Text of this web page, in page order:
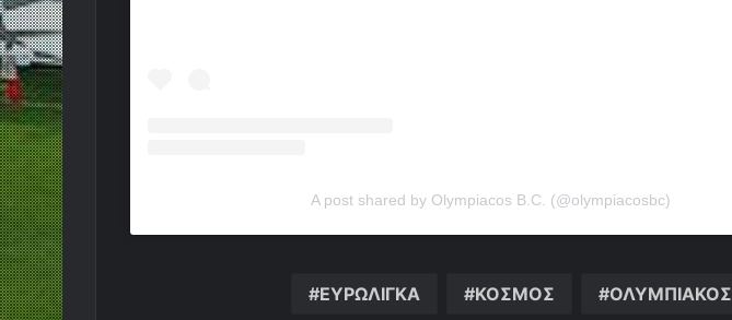
A post shared by Olympiacos B.C. (@olympiacosbc)
ΕΥΡΩΛΙΓΚΑ ΚΟΣΜΟΣ ΟΛΥΜΠΙΑΚΟΣ